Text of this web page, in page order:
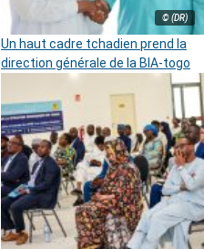
© (DR)
Un haut cadre tchadien prend la
direction générale de la BIA-togo